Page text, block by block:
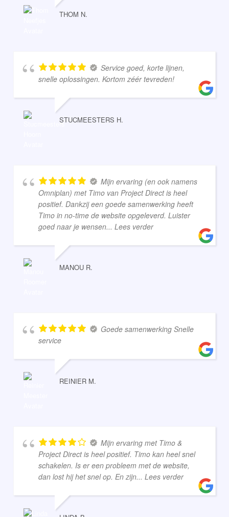
THOM N.
Service goed, korte lijnen,
snelle oplossingen. Kortom zéér tevreden!
STUCMEESTERS H.
Mijn ervaring (en ook namens
Omniplan) met Timo van Project Direct is heel
positief. Dankzij een goede samenwerking heeft
Timo in no-time de website opgeleverd. Luister
goed naar je wensen... Lees verder
MANOU R.
Goede samenwerking Snelle
service
REINIER M.
Mijn ervaring met Timo &
Project Direct is heel positief. Timo kan heel snel
schakelen. Is er een probleem met de website,
dan lost hij het snel op. En zijn... Lees verder